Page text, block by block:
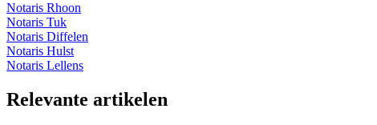
Notaris Rhoon
Notaris Tuk
Notaris Diffelen
Notaris Hulst
Notaris Lellens
Relevante artikelen